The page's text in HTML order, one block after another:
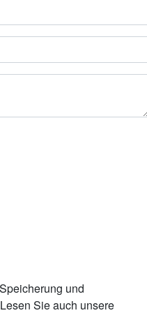
und
Sie auch unsere